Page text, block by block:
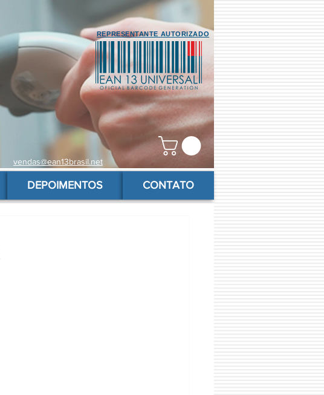
vendas@ean13brasil.net
REPRESENTANTE AUTORIZADO
DEPOIMENTOS CONTATO